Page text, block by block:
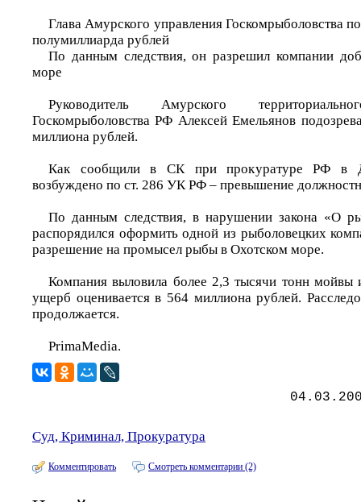
Глава Амурского управления Госкомрыболовства
полумиллиарда рублей
По данным следствия, он разрешил компании
море
Руководитель Амурского
Госкомрыболовства РФ Алексей Емельянов
миллиона рублей.
Как сообщили в СК при прокуратуре РФ в
возбуждено по ст. 286 УК РФ – превышение
По данным следствия, в нарушении закона «О
распорядился оформить одной из рыболовецких
разрешение на промысел рыбы в Охотском море.
Компания выловила более 2,3 тысячи тонн мойвы
ущерб оценивается в 564 миллиона рублей.
продолжается.
PrimaMedia.
Суд, Криминал, Прокуратура
Комментировать Смотреть комментарии (2)